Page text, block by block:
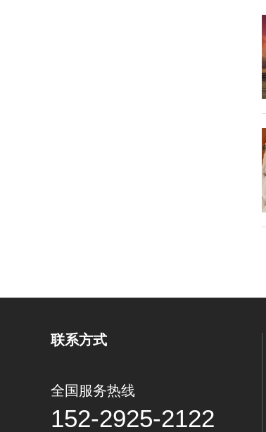
联系方式
全国服务热线
152-2925-2122